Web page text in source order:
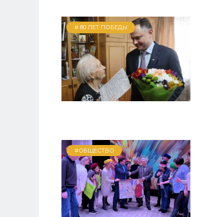
# 80 ЛЕТ ПОБЕДЫ
#ОБЩЕСТВО